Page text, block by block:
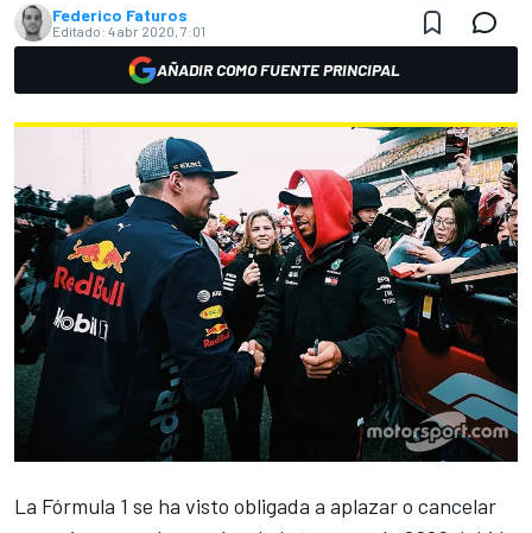
Federico Faturos
Editado: 4 abr 2020, 7:01
AÑADIR COMO FUENTE PRINCIPAL
La Fórmula 1 se ha visto obligada a aplazar o cancelar